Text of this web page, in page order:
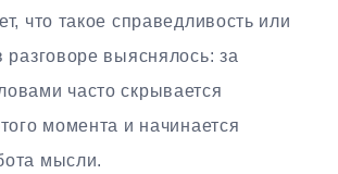
что такое справедливость или
разговоре выяснялось: за
часто скрывается
момента и начинается
мысли.